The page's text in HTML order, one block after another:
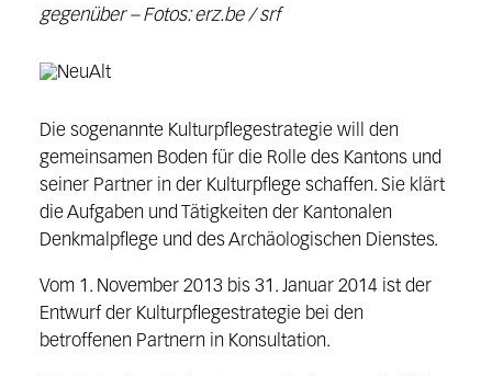
gegenüber – Fotos: erz.be / srf
Die sogenannte Kulturpflegestrategie will den
gemeinsamen Boden für die Rolle des Kantons und
seiner Partner in der Kulturpflege schaffen. Sie klärt
die Aufgaben und Tätigkeiten der Kantonalen
Denkmalpflege und des Archäologischen Dienstes.
Vom 1. November 2013 bis 31. Januar 2014 ist der
Entwurf der Kulturpflegestrategie bei den
betroffenen Partnern in Konsultation.